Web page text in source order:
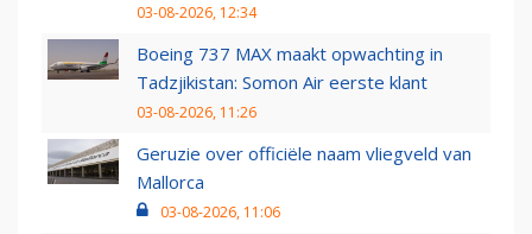
03-08-2026, 12:34
Boeing 737 MAX maakt opwachting in
Tadzjikistan: Somon Air eerste klant
03-08-2026, 11:26
Geruzie over officiële naam vliegveld van
Mallorca
03-08-2026, 11:06